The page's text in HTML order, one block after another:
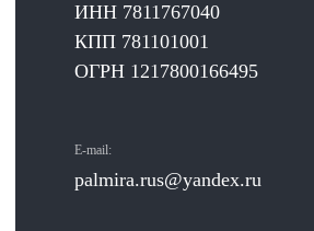
ИНН 7811767040
КПП 781101001
ОГРН 1217800166495
E-mail:
palmira.rus@yandex.ru